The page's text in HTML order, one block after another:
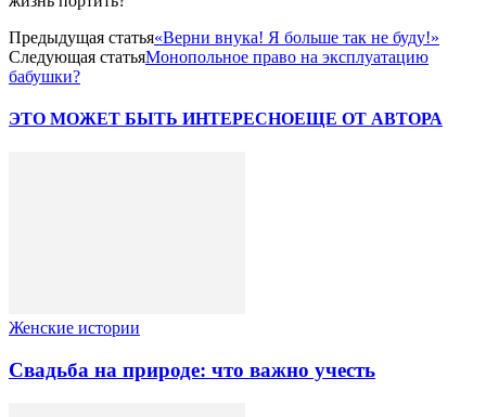
Предыдущая статья«Верни внука! Я больше так не буду!»
Следующая статьяМонопольное право на эксплуатацию
бабушки?
ЭТО МОЖЕТ БЫТЬ ИНТЕРЕСНОЕЩЕ ОТ АВТОРА
Женские истории
Свадьба на природе: что важно учесть